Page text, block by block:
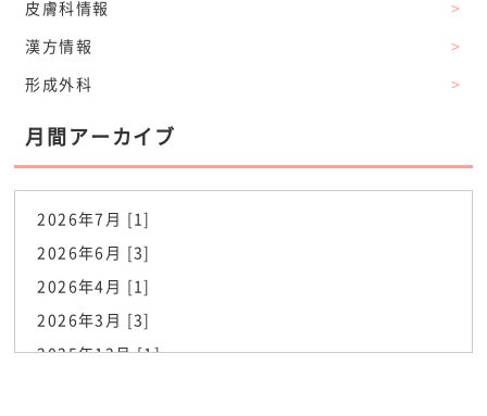
皮膚科情報
>
漢方情報
>
形成外科
>
月間アーカイブ
2026年7月 [1]
2026年6月 [3]
2026年4月 [1]
2026年3月 [3]
2025年12月 [1]